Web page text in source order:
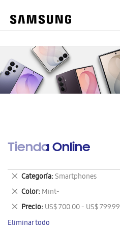
Tienda Online
Categoría Smartphones
Eliminar
este
artículo
Color Mint-
Eliminar
este
artículo
Precio US$ 700.00 - US$ 799.99
Eliminar
este
Eliminar todo